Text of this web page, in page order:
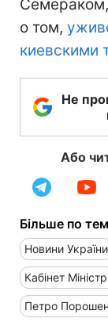
о том,
киевскими
Не
Або
Більше по
Новини України
Кабінет
Петро